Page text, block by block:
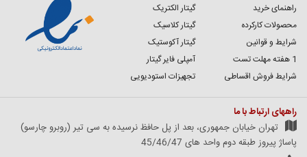
راهنمای خرید
محصولات کارکرده
شرایط و قوانین
1 هفته مهلت تست
شرایط فروش اقساطی
گیتار الکتریک
گیتار کلاسیک
گیتار آکوستیک
آمپلی فایر گیتار
تجهیزات استودیویی
راههای ارتباط با ما
تهران خیابان جمهوری، بعد از پل حافظ نرسیده به سی تیر (روبرو چارسو)
پاساژ پیروز طبقه دوم واحد های 45/46/47